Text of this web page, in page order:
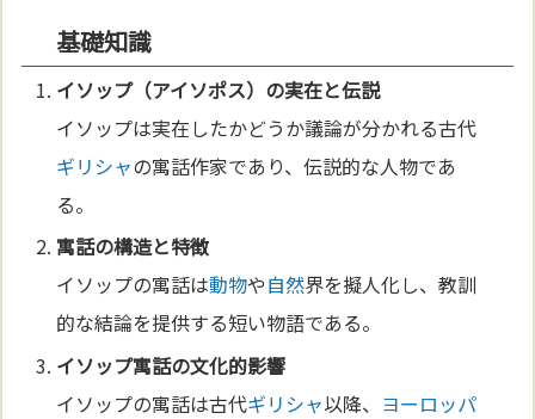
基礎知識
イソップ（アイソポス）の実在と伝説
イソップは実在したかどうか議論が分かれる古代
ギリシャの寓話作家であり、伝説的な人物であ
る。
寓話の構造と特徴
イソップの寓話は動物や自然界を擬人化し、教訓
的な結論を提供する短い物語である。
イソップ寓話の文化的影響
イソップの寓話は古代ギリシャ以降、 ヨーロッパ